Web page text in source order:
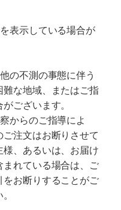
表示している場合が
の不測の事態に伴う
な地域、またはご指
ございます。
からのご指導によ
注文はお断りさせて
、あるいは、お届け
れている場合は、ご
お断りすることがご